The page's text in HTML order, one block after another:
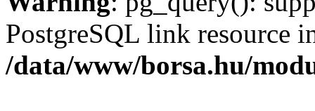
PostgreSQL link resource
/data/www/borsa.hu/